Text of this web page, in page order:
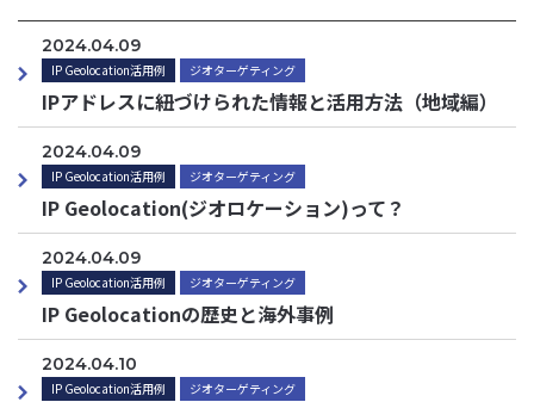
2024.04.09
IP Geolocation活用例 ジオターゲティング
IPアドレスに紐づけられた情報と活用方法（地域編）
2024.04.09
IP Geolocation活用例 ジオターゲティング
IP Geolocation(ジオロケーション)って？
2024.04.09
IP Geolocation活用例 ジオターゲティング
IP Geolocationの歴史と海外事例
2024.04.10
IP Geolocation活用例 ジオターゲティング